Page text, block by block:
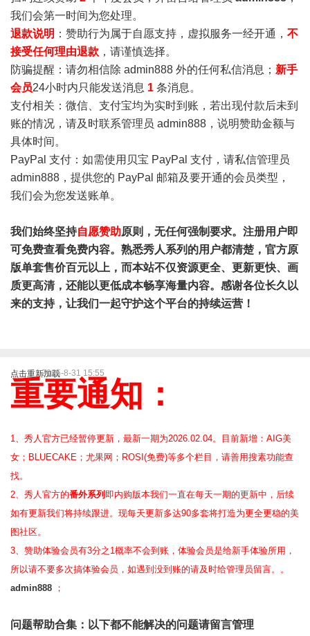
我们会第一时间为您处理。
退款说明 ：赞助行为属于自愿支持，虚拟服务一经开通， 不
接受任何理由退款 ，请谨慎选择。
防骗提醒：请勿相信除 admin888 外的任何私信消息； 新手
会员24小时内只能发送消息 1 条消息。
支付相关：微信、支付宝均为实时到账，若出现付款后未到
账的情况，请及时联系管理员 admin888，说明赞助金额与
具体时间。
PayPal 支付：如需使用贝宝 PayPal 支付，请私信管理员
admin888，提供您的 PayPal 邮箱及要开通的会员类型，
我们会为您发送账单。
我们始终坚持自愿赞助原则，无任何强制要求。注册用户即
可免费查看免费内容。熟悉秀人系列的用户都清楚，官方原
版单套售价百元以上，而本站不仅资源更全、更新更快、画
质更高清，还能以更低成本畅享海量内容。感谢各位长久以
来的支持，让我们一起守护这个平台的持续运营！
点击重新加载2025-8-31 15:55
重要通知：
1、秀人官方已经暂停更新，最新一期为2026.02.04。目前新增：AIG美
女；BLUECAKE；尤果网；ROSI(免费)等多个栏目，请善用搜素功能查
找。
2、 秀人官方的番外系列 即内购版本我们一直在每天一期的更新中，后续
如有更新我们将持续跟进。现每天更新多达90多套将打造为更全更稳的美
图社区。
3、赞助体验会员有3分之1概率不会到账，体验会员是给新手体验所用，
所以请不要多次搞体验会员，如遇到没到账的请及时给管理员留言。。
admin888 ；
问题帮助合集 ：以下都不能解决的问题请留言管理